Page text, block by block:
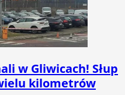
w Gliwicach! Słup
kilometrów